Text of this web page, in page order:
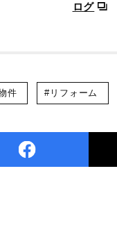
ログ
件 #リフォーム